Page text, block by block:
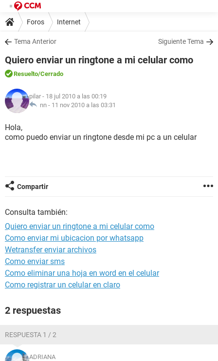
Foros Internet
Tema Anterior Siguiente Tema
Quiero enviar un ringtone a mi celular como
Resuelto/Cerrado
pilar - 18 jul 2010 a las 00:19
nn - 11 nov 2010 a las 03:31
Hola,
como puedo enviar un ringtone desde mi pc a un celular
Compartir
Consulta también:
Quiero enviar un ringtone a mi celular como
Como enviar mi ubicacion por whatsapp
Wetransfer enviar archivos
Como enviar sms
Como eliminar una hoja en word en el celular
Como registrar un celular en claro
2 respuestas
RESPUESTA 1 / 2
ADRIANA